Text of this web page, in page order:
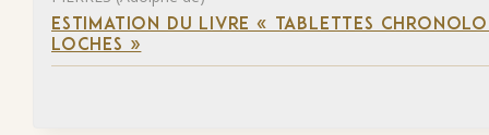
ESTIMATION DU LIVRE « TABLETTES
LOCHES »